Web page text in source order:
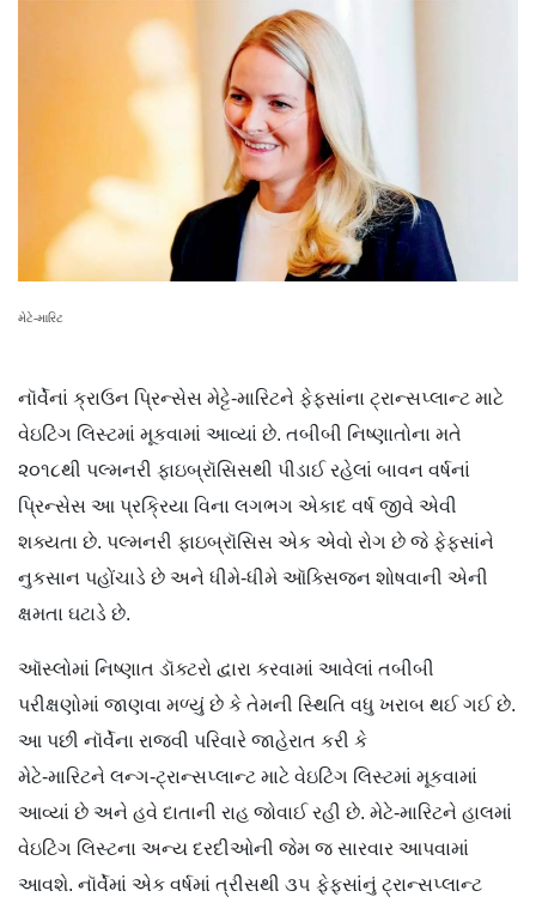
મેટે-મારિટ
નૉર્વેનાં ક્રાઉન પ્રિન્સેસ મેટ્ટે-મારિટને ફેફસાંના ટ્રાન્સપ્લાન્ટ માટે
વેઇટિંગ લિસ્ટમાં મૂકવામાં આવ્યાં છે. તબીબી નિષ્ણાતોના મતે
૨૦૧૮થી પલ્મનરી ફાઇબ્રૉસિસથી પીડાઈ રહેલાં બાવન વર્ષનાં
પ્રિન્સેસ આ પ્રક્રિયા વિના લગભગ એકાદ વર્ષ જીવે એવી
શક્યતા છે. પલ્મનરી ફાઇબ્રૉસિસ એક એવો રોગ છે જે ફેફસાંને
નુકસાન પહોંચાડે છે અને ધીમે-ધીમે ઑક્સિજન શોષવાની એની
ક્ષમતા ઘટાડે છે.
ઑસ્લોમાં નિષ્ણાત ડૉક્ટરો દ્વારા કરવામાં આવેલાં તબીબી
પરીક્ષણોમાં જાણવા મળ્યું છે કે તેમની સ્થિતિ વધુ ખરાબ થઈ ગઈ છે.
આ પછી નૉર્વેના રાજવી પરિવારે જાહેરાત કરી કે
મેટે-મારિટને લન્ગ-ટ્રાન્સપ્લાન્ટ માટે વેઇટિંગ લિસ્ટમાં મૂકવામાં
આવ્યાં છે અને હવે દાતાની રાહ જોવાઈ રહી છે. મેટે-મારિટને હાલમાં
વેઇટિંગ લિસ્ટના અન્ય દરદીઓની જેમ જ સારવાર આપવામાં
આવશે. નૉર્વેમાં એક વર્ષમાં ત્રીસથી ૩૫ ફેફસાંનું ટ્રાન્સપ્લાન્ટ